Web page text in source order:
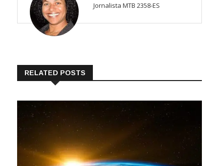
Jornalista MTB 2358-ES
RELATED POSTS